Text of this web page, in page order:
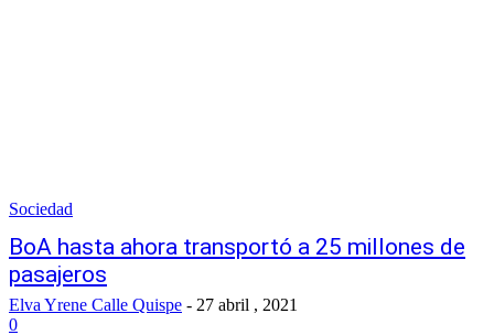
Sociedad
BoA hasta ahora transportó a 25 millones de
pasajeros
Elva Yrene Calle Quispe - 27 abril , 2021
0